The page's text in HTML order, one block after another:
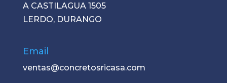
A CASTILAGUA 1505
LERDO, DURANGO
Email
ventas@concretosricasa.com